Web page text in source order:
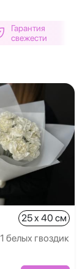
Гарантия
свежести
25 x 40 см
белых гвоздик